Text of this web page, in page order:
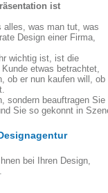
ist
alles, was man tut, was
Design einer Firma,
wichtig ist, ist die
etwas betrachtet,
ob er nun kaufen will, ob
sondern beauftragen Sie
Sie so gekonnt in
bei Ihren Design,